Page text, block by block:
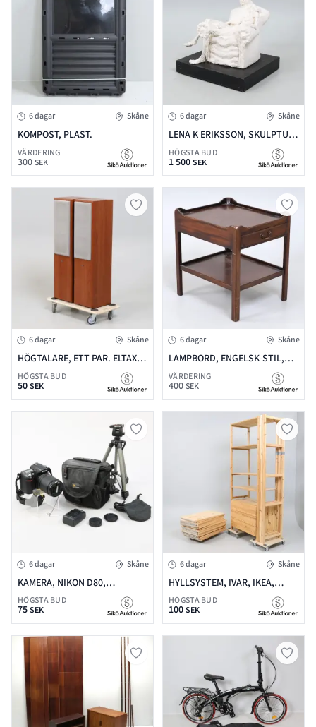
6 dagar Skåne
KOMPOST, PLAST.
VÄRDERING
300SEK
6 dagar Skåne
LENA K ERIKSSON, SKULPTUR
PÅ METALLFUNDAMET MED
HJUL, KONSTMASSA,
OSIGNERAD, H=96 INK
FUNDAMENT, FUNDAMENT
80X70, PROVENIENS LENA K
ERIKSSONS DÖDSBO
HÖGSTA BUD
1 500SEK
6 dagar Skåne
HÖGTALARE, ETT PAR. ELTAX
SUMMIT FRONT, H=84
HÖGSTA BUD
50SEK
6 dagar Skåne
LAMPBORD, ENGELSK-STIL,
1900-TALETS SENARE HÄLFT.
51X61X51 CM (BXDXH)
VÄRDERING
400SEK
6 dagar Skåne
KAMERA, NIKON D80,
OBJEKTIV 18-135 MM, VÄSKA
OCH STATIV
HÖGSTA BUD
75SEK
6 dagar Skåne
HYLLSYSTEM, IVAR, IKEA,
FURU
HÖGSTA BUD
100SEK